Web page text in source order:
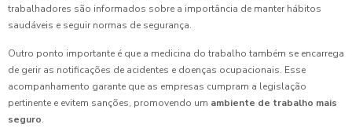
trabalhadores são informados sobre a importância de manter hábitos
saudáveis e seguir normas de segurança.
Outro ponto importante é que a medicina do trabalho também se encarrega
de gerir as notificações de acidentes e doenças ocupacionais. Esse
acompanhamento garante que as empresas cumpram a legislação
pertinente e evitem sanções, promovendo um ambiente de trabalho mais
seguro.